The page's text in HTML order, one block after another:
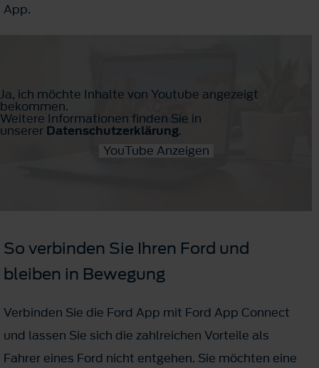
App.
Ja, ich möchte Inhalte von Youtube angezeigt
bekommen.
Weitere Informationen finden Sie in
unserer Datenschutzerklärung.
YouTube Anzeigen
So verbinden Sie Ihren Ford und
bleiben in Bewegung
Verbinden Sie die Ford App mit Ford App Connect
und lassen Sie sich die zahlreichen Vorteile als
Fahrer eines Ford nicht entgehen. Sie möchten eine